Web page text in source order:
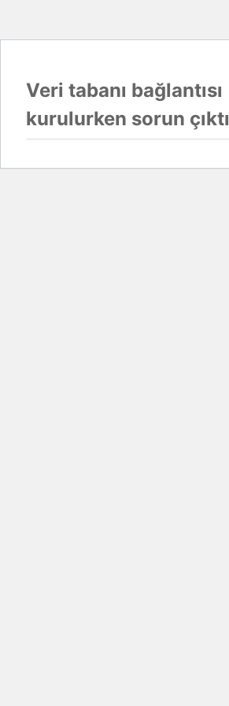
Veri tabanı bağlantısı
kurulurken sorun çıktı